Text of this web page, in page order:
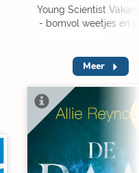
Young Scientist
- bomvol weetjes en
Meer